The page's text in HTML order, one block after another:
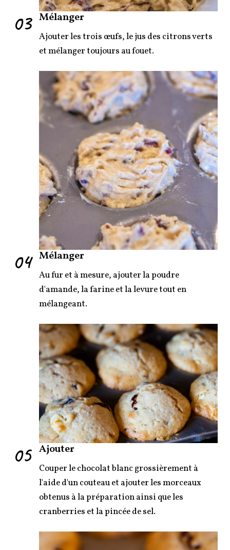
03 Mélanger
Ajouter les trois œufs, le jus des citrons verts
et mélanger toujours au fouet.
04 Mélanger
Au fur et à mesure, ajouter la poudre
d'amande, la farine et la levure tout en
mélangeant.
05 Ajouter
Couper le chocolat blanc grossièrement à
l'aide d'un couteau et ajouter les morceaux
obtenus à la préparation ainsi que les
cranberries et la pincée de sel.